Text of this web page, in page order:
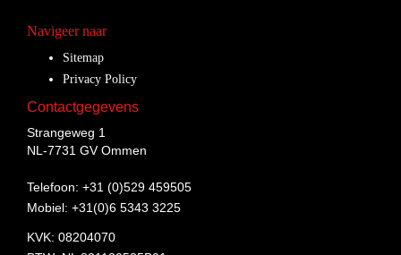
Navigeer naar
Sitemap
Privacy Policy
Contactgegevens
Strangeweg 1
NL-7731 GV Ommen
Telefoon: +31 (0)529 459505
Mobiel: +31(0)6 5343 3225
KVK: 08204070